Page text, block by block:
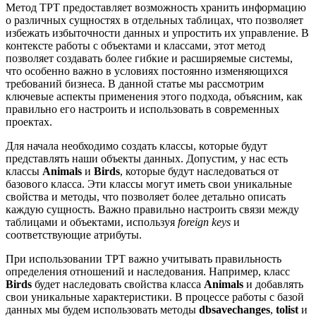
Метод TPT предоставляет возможность хранить информацию
о различных сущностях в отдельных таблицах, что позволяет
избежать избыточности данных и упростить их управление. В
контексте работы с объектами и классами, этот метод
позволяет создавать более гибкие и расширяемые системы,
что особенно важно в условиях постоянно изменяющихся
требований бизнеса. В данной статье мы рассмотрим
ключевые аспекты применения этого подхода, объясним, как
правильно его настроить и использовать в современных
проектах.
Для начала необходимо создать классы, которые будут
представлять наши объекты данных. Допустим, у нас есть
классы Animals и Birds, которые будут наследоваться от
базового класса. Эти классы могут иметь свои уникальные
свойства и методы, что позволяет более детально описать
каждую сущность. Важно правильно настроить связи между
таблицами и объектами, используя foreign keys и
соответствующие атрибуты.
При использовании TPT важно учитывать правильность
определения отношений и наследования. Например, класс
Birds будет наследовать свойства класса Animals и добавлять
свои уникальные характеристики. В процессе работы с базой
данных мы будем использовать методы dbsavechanges, tolist и